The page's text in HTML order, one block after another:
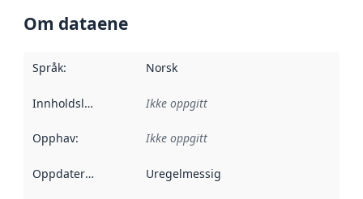
Om dataene
Språk: Norsk
Innholdsleverandører :
Ikke oppgitt
Opphav: Ikke oppgitt
Oppdateringsfrekvens :
Uregelmessig